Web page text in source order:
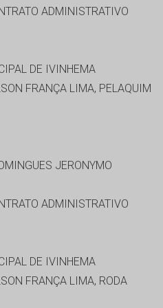
ADMINISTRATIVO
DE IVINHEMA
FRANÇA LIMA, PELAQUIM
JERONYMO
ADMINISTRATIVO
DE IVINHEMA
FRANÇA LIMA, RODA